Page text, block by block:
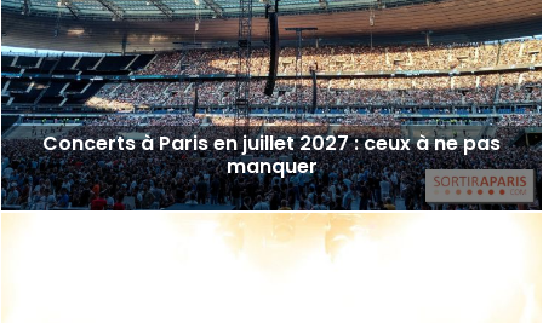
Concerts à Paris en juillet 2027 : ceux à ne pas
manquer